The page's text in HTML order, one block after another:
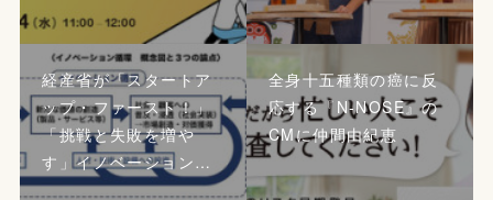
経産省が「スタートア
ップ・ファースト！」
「挑戦と失敗を増や
す」イノベーション…
全身十五種類の癌に反
応する『N-NOSE』の
CMに仲間由紀恵